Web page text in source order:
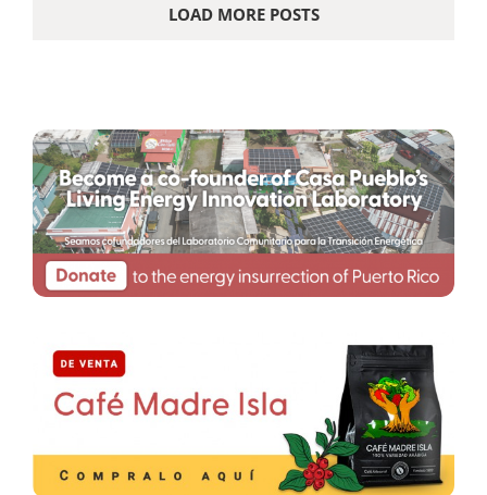
LOAD MORE POSTS